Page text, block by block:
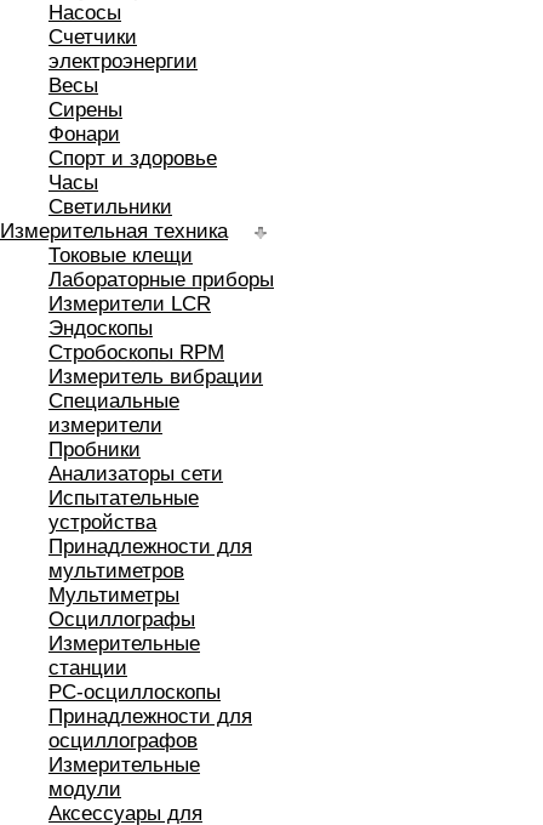
Насосы
Счетчики
электроэнергии
Весы
Сирены
Фонари
Спорт и здоровье
Часы
Светильники
Измерительная техника
Токовые клещи
Лабораторные приборы
Измерители LCR
Эндоскопы
Стробоскопы RPM
Измеритель вибрации
Специальные
измерители
Пробники
Анализаторы сети
Испытательные
устройства
Принадлежности для
мультиметров
Мультиметры
Осциллографы
Измерительные
станции
РС-осциллоскопы
Принадлежности для
осциллографов
Измерительные
модули
Аксессуары для